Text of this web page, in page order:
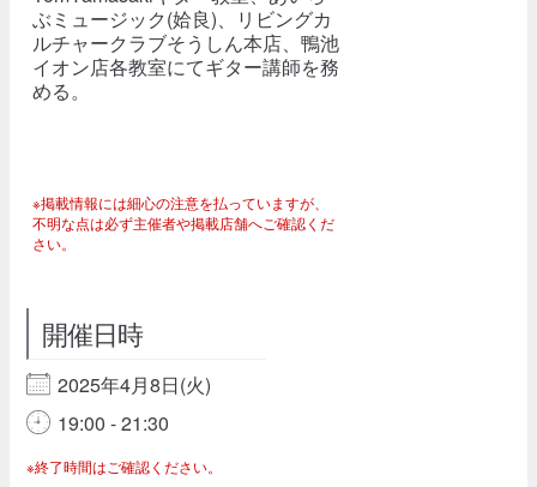
ぶミュージック(姶良)、リビングカ
ルチャークラブそうしん本店、鴨池
イオン店各教室にてギター講師を務
める。
※掲載情報には細心の注意を払っていますが、
不明な点は必ず主催者や掲載店舗へご確認くだ
さい。
開催日時
2025年4月8日(火)
19:00 - 21:30
※終了時間はご確認ください。